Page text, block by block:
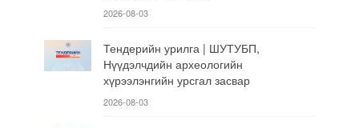
2026-08-03
Тендерийн урилга | ШУТУБП,
Нүүдэлчдийн археологийн
хүрээлэнгийн урсгал засвар
2026-08-03